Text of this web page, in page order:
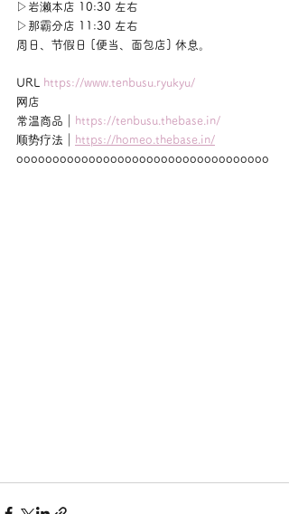
▷岩濑本店 10:30 左右
▷那霸分店 11:30 左右
周日、节假日 [便当、面包店] 休息。
URL
https://www.tenbusu.ryukyu/
网店
常温商品｜
https://tenbusu.thebase.in/
顺势疗法｜
https://homeo.thebase.in/
ooooooooooooooooooooooooooooooooooo